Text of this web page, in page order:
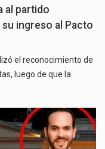
al partido
ingreso al Pacto
el reconocimiento de
luego de que la